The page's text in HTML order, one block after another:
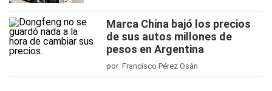
Marca China bajó los precios
de sus autos millones de
pesos en Argentina
por Francisco Pérez Osán